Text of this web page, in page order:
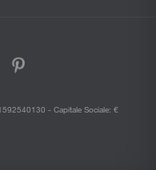
pinterest
- Capitale Sociale: €